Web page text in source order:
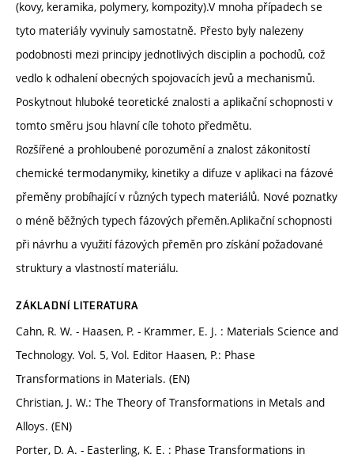
(kovy, keramika, polymery, kompozity).V mnoha případech se
tyto materiály vyvinuly samostatně. Přesto byly nalezeny
podobnosti mezi principy jednotlivých disciplin a pochodů, což
vedlo k odhalení obecných spojovacích jevů a mechanismů.
Poskytnout hluboké teoretické znalosti a aplikační schopnosti v
tomto směru jsou hlavní cíle tohoto předmětu.
Rozšířené a prohloubené porozumění a znalost zákonitostí
chemické termodanymiky, kinetiky a difuze v aplikaci na fázové
přeměny probíhající v různých typech materiálů. Nové poznatky
o méně běžných typech fázových přeměn.Aplikační schopnosti
při návrhu a využití fázových přeměn pro získání požadované
struktury a vlastností materiálu.
ZÁKLADNÍ LITERATURA
Cahn, R. W. - Haasen, P. - Krammer, E. J. : Materials Science and
Technology. Vol. 5, Vol. Editor Haasen, P.: Phase
Transformations in Materials. (EN)
Christian, J. W.: The Theory of Transformations in Metals and
Alloys. (EN)
Porter, D. A. - Easterling, K. E. : Phase Transformations in